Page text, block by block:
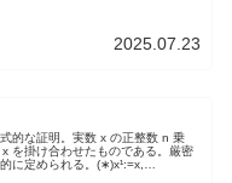
2025.07.23
的な証明。実数 x の正整数 n 乗
を掛け合わせたものである。厳密
に定められる。(∗)x¹:=x,